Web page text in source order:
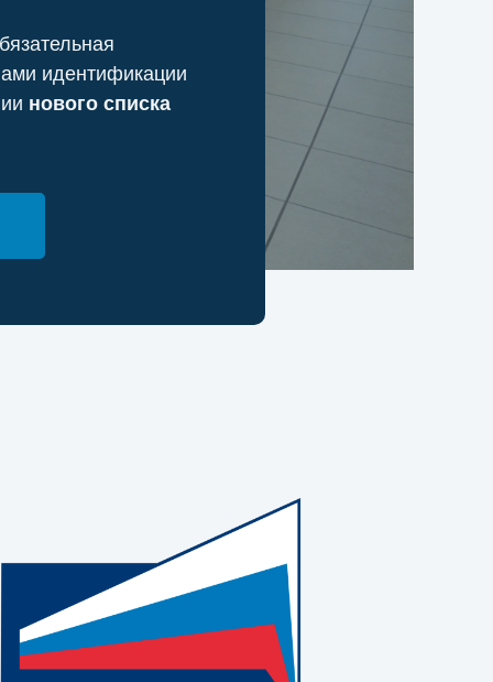
идентификации
нового списка